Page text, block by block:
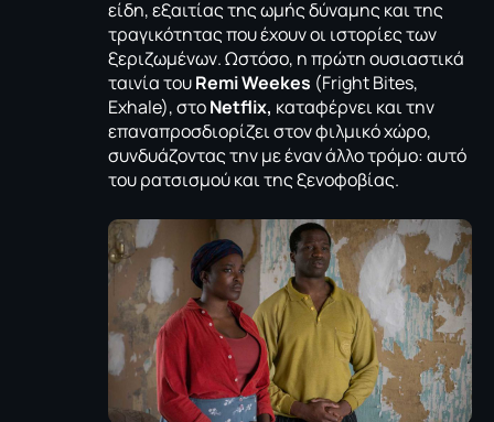
είδη, εξαιτίας της ωμής δύναμης και της
τραγικότητας που έχουν οι ιστορίες των
ξεριζωμένων. Ωστόσο, η πρώτη ουσιαστικά
ταινία τουRemi Weekes (Fright Bites,
Exhale), στοΝetflix, καταφέρνει και την
επαναπροσδιορίζει στον φιλμικό χώρο,
συνδυάζοντας την με έναν άλλο τρόμο: αυτό
του ρατσισμού και της ξενοφοβίας.